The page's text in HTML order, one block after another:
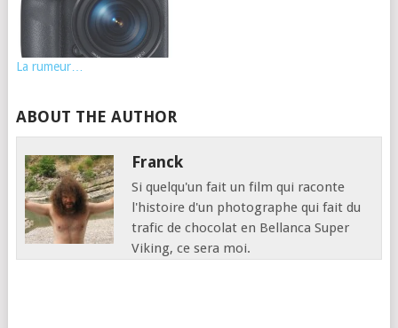
La rumeur…
ABOUT THE AUTHOR
Franck
Si quelqu'un fait un film qui raconte
l'histoire d'un photographe qui fait du
trafic de chocolat en Bellanca Super
Viking, ce sera moi.